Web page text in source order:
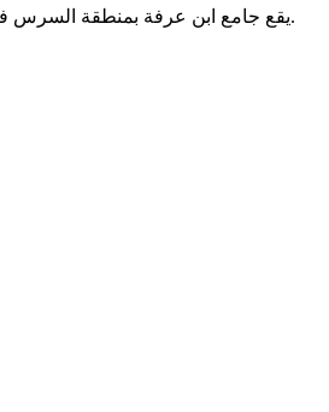
يقع جامع ابن عرفة بمنطقة السرس في تونس. يُقام فيه الصلوات الخمس والجمعة، ويخدم سكان المنطقة.